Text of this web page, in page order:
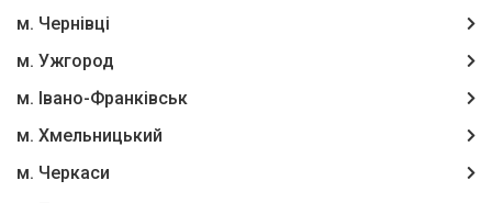
м. Чернівці
м. Ужгород
м. Івано-Франківськ
м. Хмельницький
м. Черкаси